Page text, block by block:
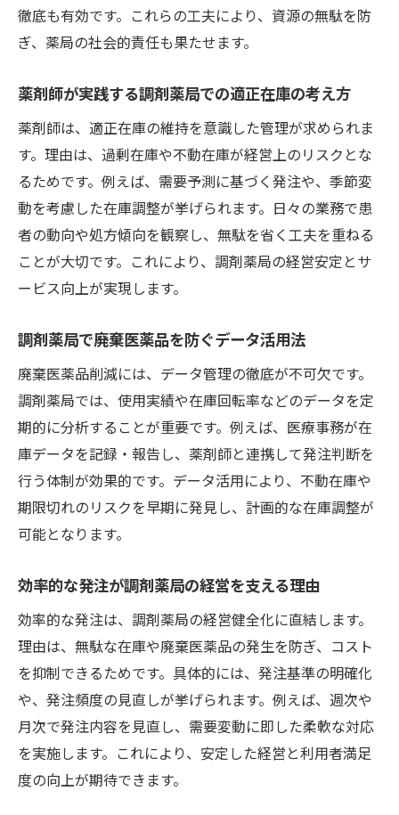
徹底も有効です。これらの工夫により、資源の無駄を防
ぎ、薬局の社会的責任も果たせます。
薬剤師が実践する調剤薬局での適正在庫の考え方
薬剤師は、適正在庫の維持を意識した管理が求められま
す。理由は、過剰在庫や不動在庫が経営上のリスクとな
るためです。例えば、需要予測に基づく発注や、季節変
動を考慮した在庫調整が挙げられます。日々の業務で患
者の動向や処方傾向を観察し、無駄を省く工夫を重ねる
ことが大切です。これにより、調剤薬局の経営安定とサ
ービス向上が実現します。
調剤薬局で廃棄医薬品を防ぐデータ活用法
廃棄医薬品削減には、データ管理の徹底が不可欠です。
調剤薬局では、使用実績や在庫回転率などのデータを定
期的に分析することが重要です。例えば、医療事務が在
庫データを記録・報告し、薬剤師と連携して発注判断を
行う体制が効果的です。データ活用により、不動在庫や
期限切れのリスクを早期に発見し、計画的な在庫調整が
可能となります。
効率的な発注が調剤薬局の経営を支える理由
効率的な発注は、調剤薬局の経営健全化に直結します。
理由は、無駄な在庫や廃棄医薬品の発生を防ぎ、コスト
を抑制できるためです。具体的には、発注基準の明確化
や、発注頻度の見直しが挙げられます。例えば、週次や
月次で発注内容を見直し、需要変動に即した柔軟な対応
を実施します。これにより、安定した経営と利用者満足
度の向上が期待できます。